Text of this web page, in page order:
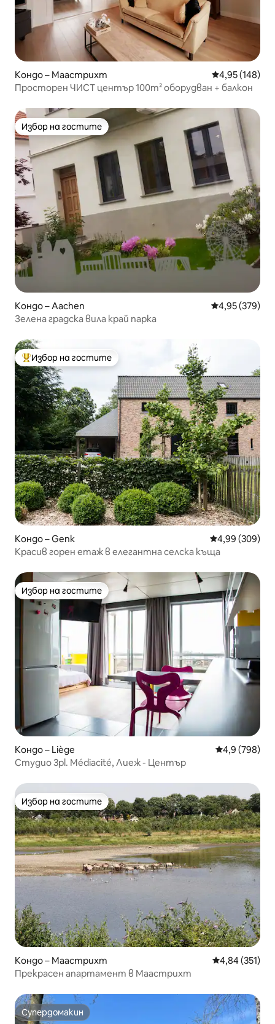
Кондо – Маастрихт Средна
4,95 (148)
Просторен ЧИСТ център 100m² оборудван + балкон
Избор на гостите
Избор на гостите
Кондо – Aachen Средна
4,95 (379)
Зелена градска вила край парка
Най-популярен избор на гостите
Избор на гостите
Кондо – Genk Средна
4,99 (309)
Красив горен етаж в елегантна селска къща
Избор на гостите
Избор на гостите
Кондо – Liège Средна
4,9 (798)
Студио 3pl. Médiacité, Лиеж - Център
Избор на гостите
Избор на гостите
Кондо – Маастрихт Средна
4,84 (351)
Прекрасен апартамент в Маастрихт
Супердомакин
Супердомакин